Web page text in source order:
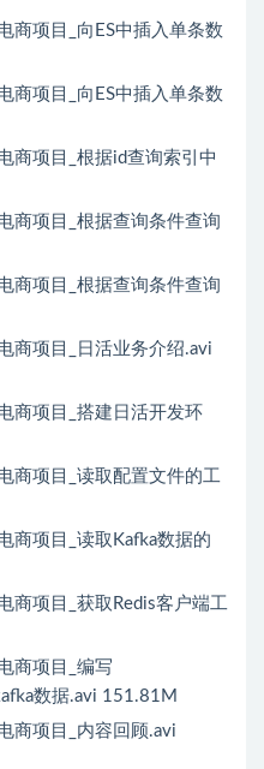
商项目_向ES中插入单条数
商项目_向ES中插入单条数
商项目_根据id查询索引中
商项目_根据查询条件查询
商项目_根据查询条件查询
商项目_日活业务介绍.avi
商项目_搭建日活开发环
商项目_读取配置文件的工
商项目_读取Kafka数据的
商项目_获取Redis客户端工
商项目_编写
数据.avi 151.81M
商项目_内容回顾.avi